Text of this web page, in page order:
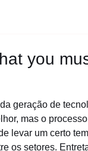
you
geração de
mas o
levar um certo
os setores.